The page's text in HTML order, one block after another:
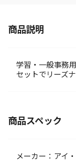
商品説明
学習・一般事務
セットでリーズ
商品スペック
メーカー：アイ